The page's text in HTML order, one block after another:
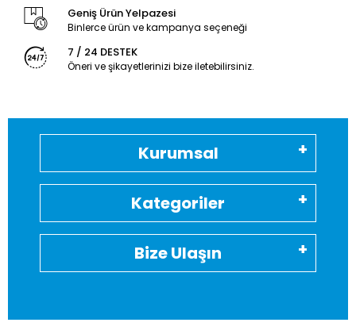
Geniş Ürün Yelpazesi
Binlerce ürün ve kampanya seçeneği
7 / 24 DESTEK
Öneri ve şikayetlerinizi bize iletebilirsiniz.
Kurumsal
Kategoriler
Bize Ulaşın